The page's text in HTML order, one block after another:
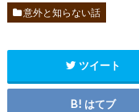
意外と知らない話
ツイート
はてブ